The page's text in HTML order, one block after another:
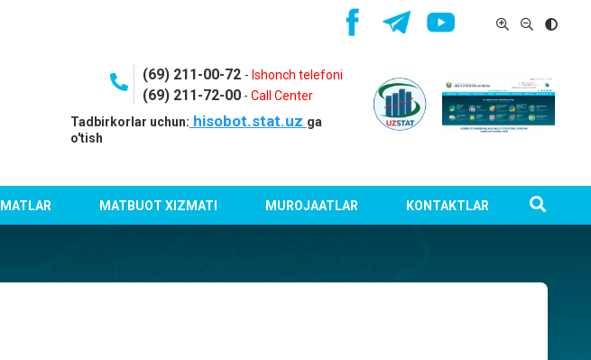
(69) 211-00-72 - Ishonch telefoni
(69) 211-72-00- Call Center
Tadbirkorlar uchun: hisobot.stat.uz ga
o'tish
MATBUOT XIZMATI MUROJAATLAR KONTAKTLAR